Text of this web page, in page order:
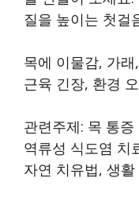
질을 높이는 첫걸
목에 이물감, 가
근육 긴장, 환경
관련주제: 목 통
역류성 식도염 치
자연 치유법, 생